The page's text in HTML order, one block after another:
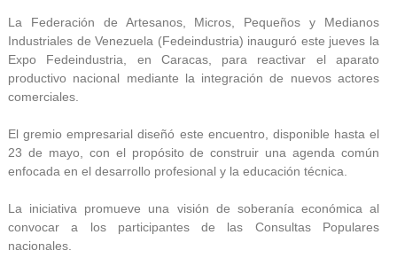
La Federación de Artesanos, Micros, Pequeños y Medianos
Industriales de Venezuela (Fedeindustria) inauguró este jueves la
Expo Fedeindustria, en Caracas, para reactivar el aparato
productivo nacional mediante la integración de nuevos actores
comerciales.
El gremio empresarial diseñó este encuentro, disponible hasta el
23 de mayo, con el propósito de construir una agenda común
enfocada en el desarrollo profesional y la educación técnica.
La iniciativa promueve una visión de soberanía económica al
convocar a los participantes de las Consultas Populares
nacionales.